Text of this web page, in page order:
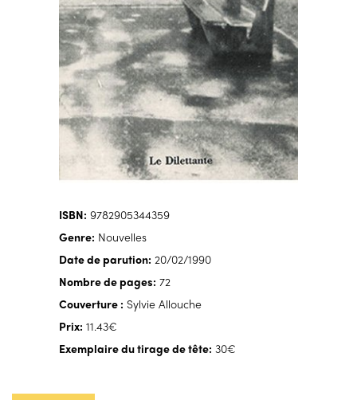
ISBN: 9782905344359
Genre: Nouvelles
Date de parution: 20/02/1990
Nombre de pages: 72
Couverture : Sylvie Allouche
Prix: 11.43€
Exemplaire du tirage de tête: 30€